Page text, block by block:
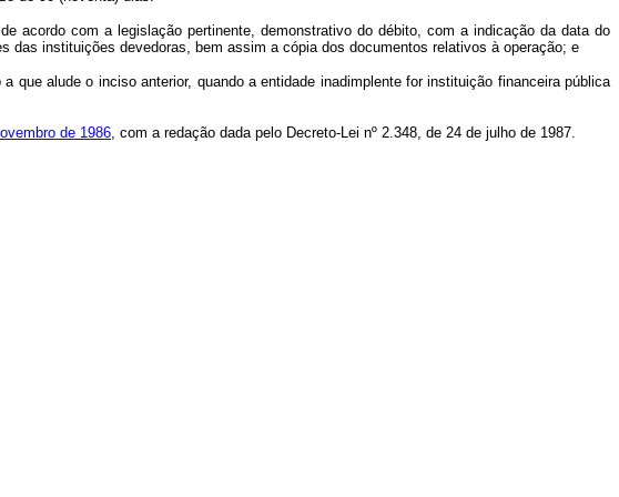
acordo com a legislação pertinente, demonstrativo do débito, com a indicação da data do
instituições devedoras, bem assim a cópia dos documentos relativos à operação; e
alude o inciso anterior, quando a entidade inadimplente for instituição financeira pública
de 1986 , com a redação dada pelo Decreto-Lei nº 2.348, de 24 de julho de 1987.